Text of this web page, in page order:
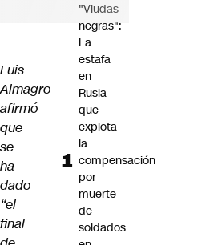
Luis
Almagro
afirmó
que
se
ha
dado
“el
final
"Viudas
negras":
La
estafa
en
Rusia
que
explota
la
compensación
por
muerte
de
soldados